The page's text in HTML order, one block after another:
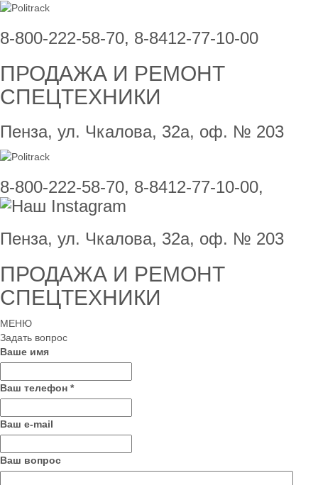
8-800-222-58-70, 8-8412-77-10-00
ПРОДАЖА И РЕМОНТ
СПЕЦТЕХНИКИ
Пенза, ул. Чкалова, 32а, оф. № 203
8-800-222-58-70, 8-8412-77-10-00,
Пенза, ул. Чкалова, 32а, оф. № 203
ПРОДАЖА И РЕМОНТ
СПЕЦТЕХНИКИ
МЕНЮ
Задать вопрос
Ваше имя
Ваш телефон *
Ваш е-mail
Ваш вопрос